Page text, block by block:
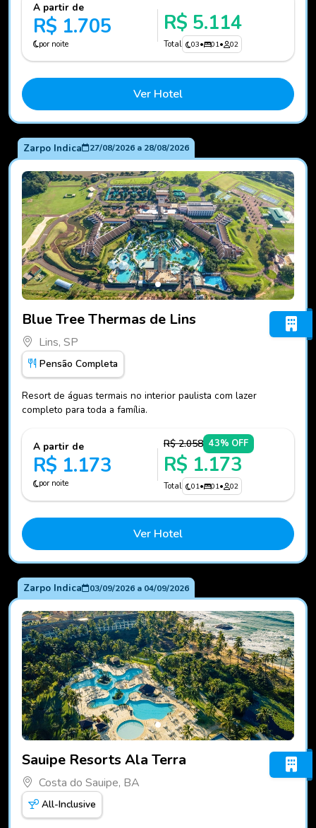
A partir de
R$ 1.705
por noite
R$ 5.114
Total 03• 01• 02
Ver Hotel
Zarpo Indica 27/08/2026a 28/08/2026
Blue Tree Thermas de Lins
Lins, SP
Pensão Completa
Resort de águas termais no interior paulista com lazer
completo para toda a família.
A partir de
R$ 1.173
por noite
R$ 2.058 43% OFF
R$ 1.173
Total 01• 01• 02
Ver Hotel
Zarpo Indica 03/09/2026a 04/09/2026
Sauipe Resorts Ala Terra
Costa do Sauipe, BA
All-Inclusive